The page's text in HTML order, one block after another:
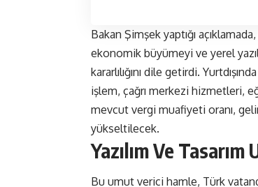
Bakan Şimşek yaptığı
ekonomik büyümeyi ve yerel
kararlılığını dile getirdi.
işlem, çağrı merkezi hizmetleri,
mevcut vergi muafiyeti oranı,
yükseltilecek.
Yazılım Ve
Bu umut verici hamle, Türk